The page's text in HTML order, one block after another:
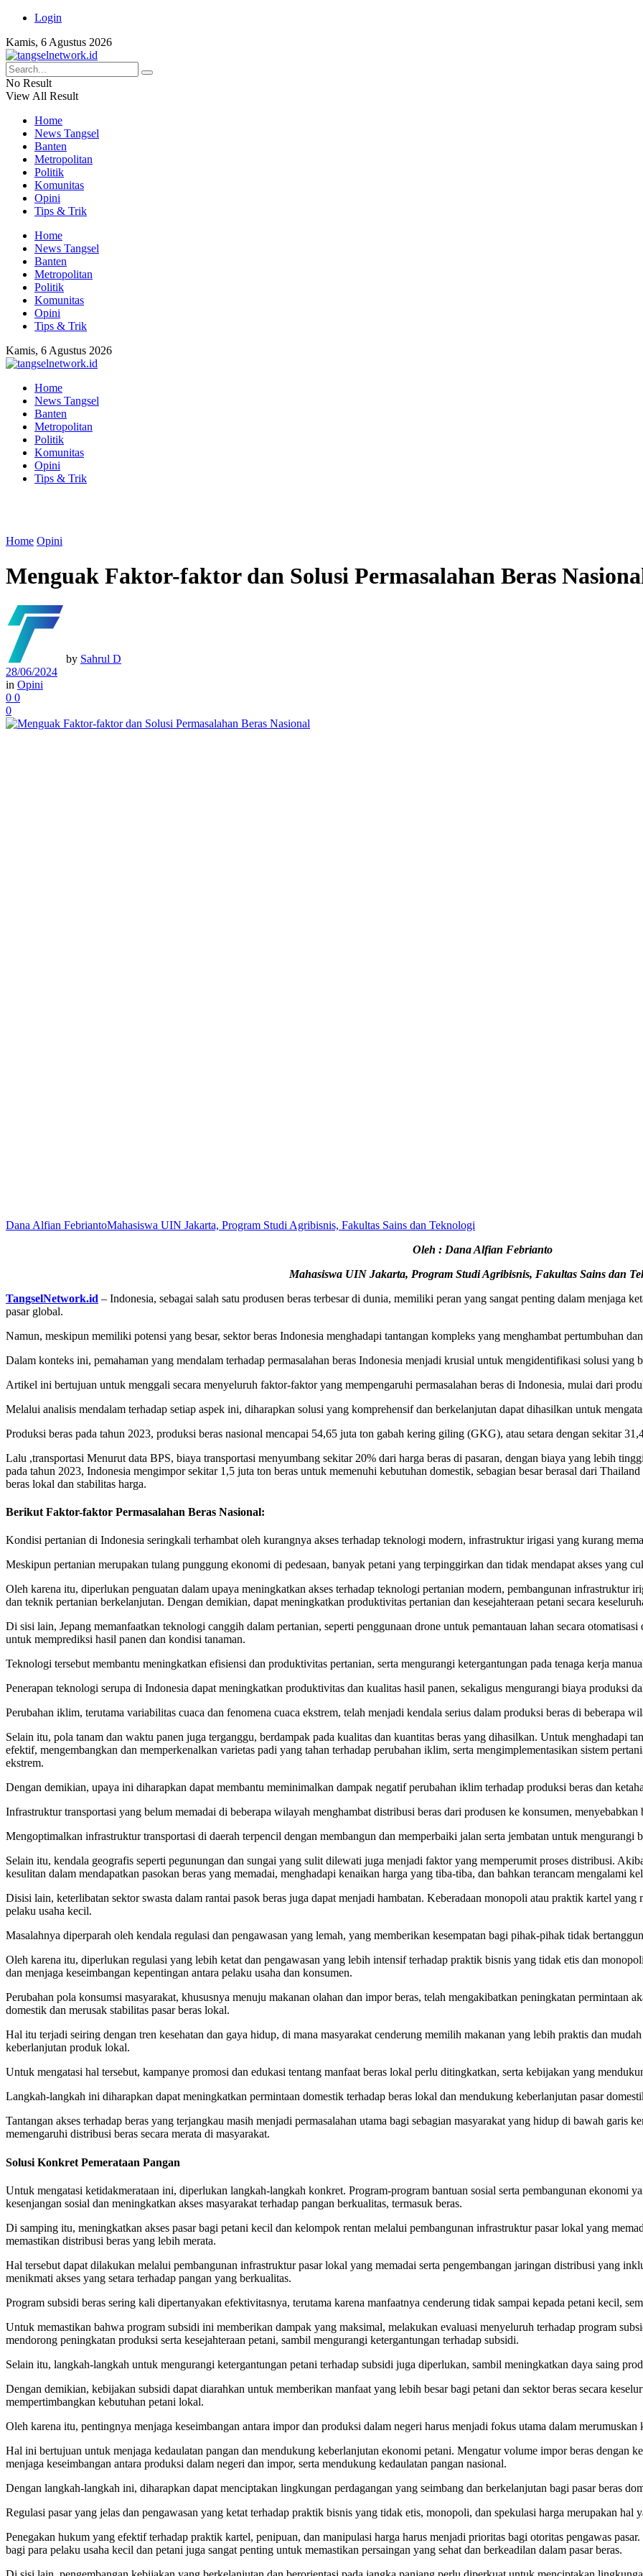
Login
Kamis, 6 Agustus 2026
No Result
View All Result
Home
News Tangsel
Banten
Metropolitan
Politik
Komunitas
Opini
Tips & Trik
Home
News Tangsel
Banten
Metropolitan
Politik
Komunitas
Opini
Tips & Trik
Kamis, 6 Agustus 2026
Home
News Tangsel
Banten
Metropolitan
Politik
Komunitas
Opini
Tips & Trik
Home Opini
Menguak Faktor-faktor dan Solusi Permasalahan Beras
by Sahrul D
28/06/2024
in Opini
0 0
0
Dana Alfian FebriantoMahasiswa UIN Jakarta, Program Studi Agribisnis, Fakultas Sains dan Teknologi
Oleh : Dana Alfian Febrianto
Mahasiswa UIN Jakarta, Program Studi Agribisnis, Fakultas Sains dan
TangselNetwork.id – Indonesia, sebagai salah satu produsen beras terbesar di dunia, memiliki peran yang sangat penting dalam menjaga
pasar global.
Namun, meskipun memiliki potensi yang besar, sektor beras Indonesia menghadapi tantangan kompleks yang menghambat pertumbuhan
Dalam konteks ini, pemahaman yang mendalam terhadap permasalahan beras Indonesia menjadi krusial untuk mengidentifikasi solusi yang
Artikel ini bertujuan untuk menggali secara menyeluruh faktor-faktor yang mempengaruhi permasalahan beras di Indonesia, mulai dari
Melalui analisis mendalam terhadap setiap aspek ini, diharapkan solusi yang komprehensif dan berkelanjutan dapat dihasilkan untuk
Produksi beras pada tahun 2023, produksi beras nasional mencapai 54,65 juta ton gabah kering giling (GKG), atau setara dengan sekitar
Lalu ,transportasi Menurut data BPS, biaya transportasi menyumbang sekitar 20% dari harga beras di pasaran, dengan biaya yang lebih
pada tahun 2023, Indonesia mengimpor sekitar 1,5 juta ton beras untuk memenuhi kebutuhan domestik, sebagian besar berasal dari
beras lokal dan stabilitas harga.
Berikut Faktor-faktor Permasalahan Beras Nasional:
Kondisi pertanian di Indonesia seringkali terhambat oleh kurangnya akses terhadap teknologi modern, infrastruktur irigasi yang kurang
Meskipun pertanian merupakan tulang punggung ekonomi di pedesaan, banyak petani yang terpinggirkan dan tidak mendapat akses yang
Oleh karena itu, diperlukan penguatan dalam upaya meningkatkan akses terhadap teknologi pertanian modern, pembangunan infrastruktur
dan teknik pertanian berkelanjutan. Dengan demikian, dapat meningkatkan produktivitas pertanian dan kesejahteraan petani secara
Di sisi lain, Jepang memanfaatkan teknologi canggih dalam pertanian, seperti penggunaan drone untuk pemantauan lahan secara
untuk memprediksi hasil panen dan kondisi tanaman.
Teknologi tersebut membantu meningkatkan efisiensi dan produktivitas pertanian, serta mengurangi ketergantungan pada tenaga kerja
Penerapan teknologi serupa di Indonesia dapat meningkatkan produktivitas dan kualitas hasil panen, sekaligus mengurangi biaya produksi
Perubahan iklim, terutama variabilitas cuaca dan fenomena cuaca ekstrem, telah menjadi kendala serius dalam produksi beras di beberapa
Selain itu, pola tanam dan waktu panen juga terganggu, berdampak pada kualitas dan kuantitas beras yang dihasilkan. Untuk menghadapi
efektif, mengembangkan dan memperkenalkan varietas padi yang tahan terhadap perubahan iklim, serta mengimplementasikan sistem
ekstrem.
Dengan demikian, upaya ini diharapkan dapat membantu meminimalkan dampak negatif perubahan iklim terhadap produksi beras dan
Infrastruktur transportasi yang belum memadai di beberapa wilayah menghambat distribusi beras dari produsen ke konsumen,
Mengoptimalkan infrastruktur transportasi di daerah terpencil dengan membangun dan memperbaiki jalan serta jembatan untuk mengurangi
Selain itu, kendala geografis seperti pegunungan dan sungai yang sulit dilewati juga menjadi faktor yang memperumit proses distribusi.
kesulitan dalam mendapatkan pasokan beras yang memadai, menghadapi kenaikan harga yang tiba-tiba, dan bahkan terancam mengalami
Disisi lain, keterlibatan sektor swasta dalam rantai pasok beras juga dapat menjadi hambatan. Keberadaan monopoli atau praktik kartel
pelaku usaha kecil.
Masalahnya diperparah oleh kendala regulasi dan pengawasan yang lemah, yang memberikan kesempatan bagi pihak-pihak tidak
Oleh karena itu, diperlukan regulasi yang lebih ketat dan pengawasan yang lebih intensif terhadap praktik bisnis yang tidak etis dan
dan menjaga keseimbangan kepentingan antara pelaku usaha dan konsumen.
Perubahan pola konsumsi masyarakat, khususnya menuju makanan olahan dan impor beras, telah mengakibatkan peningkatan permintaan
domestik dan merusak stabilitas pasar beras lokal.
Hal itu terjadi seiring dengan tren kesehatan dan gaya hidup, di mana masyarakat cenderung memilih makanan yang lebih praktis dan
keberlanjutan produk lokal.
Untuk mengatasi hal tersebut, kampanye promosi dan edukasi tentang manfaat beras lokal perlu ditingkatkan, serta kebijakan yang
Langkah-langkah ini diharapkan dapat meningkatkan permintaan domestik terhadap beras lokal dan mendukung keberlanjutan pasar
Tantangan akses terhadap beras yang terjangkau masih menjadi permasalahan utama bagi sebagian masyarakat yang hidup di bawah garis
memengaruhi distribusi beras secara merata di masyarakat.
Solusi Konkret Pemerataan Pangan
Untuk mengatasi ketidakmerataan ini, diperlukan langkah-langkah konkret. Program-program bantuan sosial serta pembangunan ekonomi
kesenjangan sosial dan meningkatkan akses masyarakat terhadap pangan berkualitas, termasuk beras.
Di samping itu, meningkatkan akses pasar bagi petani kecil dan kelompok rentan melalui pembangunan infrastruktur pasar lokal yang
memastikan distribusi beras yang lebih merata.
Hal tersebut dapat dilakukan melalui pembangunan infrastruktur pasar lokal yang memadai serta pengembangan jaringan distribusi yang
menikmati akses yang setara terhadap pangan yang berkualitas.
Program subsidi beras sering kali dipertanyakan efektivitasnya, terutama karena manfaatnya cenderung tidak sampai kepada petani kecil,
Untuk memastikan bahwa program subsidi ini memberikan dampak yang maksimal, melakukan evaluasi menyeluruh terhadap program
mendorong peningkatan produksi serta kesejahteraan petani, sambil mengurangi ketergantungan terhadap subsidi.
Selain itu, langkah-langkah untuk mengurangi ketergantungan petani terhadap subsidi juga diperlukan, sambil meningkatkan daya saing
Dengan demikian, kebijakan subsidi dapat diarahkan untuk memberikan manfaat yang lebih besar bagi petani dan sektor beras secara
mempertimbangkan kebutuhan petani lokal.
Oleh karena itu, pentingnya menjaga keseimbangan antara impor dan produksi dalam negeri harus menjadi fokus utama dalam merumuskan
Hal ini bertujuan untuk menjaga kedaulatan pangan dan mendukung keberlanjutan ekonomi petani. Mengatur volume impor beras dengan
menjaga keseimbangan antara produksi dalam negeri dan impor, serta mendukung kedaulatan pangan nasional.
Dengan langkah-langkah ini, diharapkan dapat menciptakan lingkungan perdagangan yang seimbang dan berkelanjutan bagi pasar beras
Regulasi pasar yang jelas dan pengawasan yang ketat terhadap praktik bisnis yang tidak etis, monopoli, dan spekulasi harga merupakan hal
Penegakan hukum yang efektif terhadap praktik kartel, penipuan, dan manipulasi harga harus menjadi prioritas bagi otoritas pengawas
bagi para pelaku usaha kecil dan petani juga sangat penting untuk memastikan persaingan yang sehat dan berkeadilan dalam pasar beras.